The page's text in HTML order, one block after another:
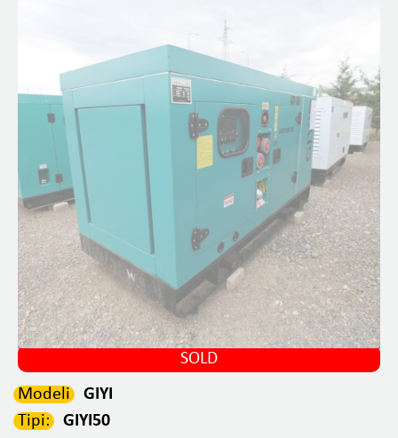
SOLD
Modeli
GIYI
Tipi:
GIYI50